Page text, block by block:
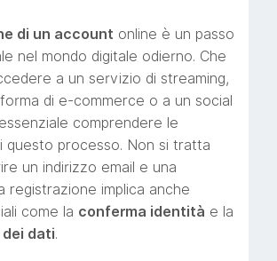
di un account online è un passo
nel mondo digitale odierno. Che
a un servizio di streaming,
di e-commerce o a un social
comprendere le
questo processo. Non si tratta
un indirizzo email e una
registrazione implica anche
come la conferma identità e la
dati.